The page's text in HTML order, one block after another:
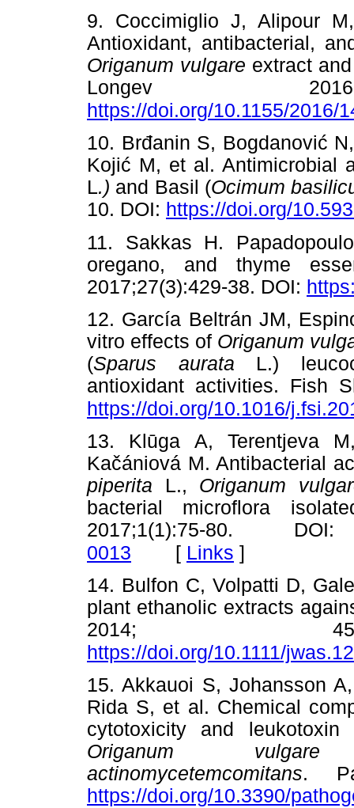
9. Coccimiglio J, Alipour
Antioxidant, antibacterial,
Origanum vulgare extract
Longev
https://doi.org/10.1155/2016/
10. Brđanin S, Bogdanović
Kojić M, et al. Antimicrobial
L.) and Basil (Ocimum
10. DOI: https://doi.org/
11. Sakkas H.
oregano, and thyme
2017;27(3):429-38. DOI:
12. García Beltrán JM,
vitro effects of Origanum
(Sparus aurata L.)
antioxidant activities. Fish
https://doi.org/10.1016/
13. Klūga A, Terentjeva
Kačániová M. Antibacterial
piperita L., Origanum
bacterial microflora
2017;1(1):75-80.
0013 [ Links ]
14. Bulfon C, Volpatti D,
plant ethanolic extracts
2014;
https://doi.org/10.1111/
15. Akkauoi S, Johansson
Rida S, et al. Chemical
cytotoxicity and
Origanum vulgare
actinomycetemcomitans.
https://doi.org/10.3390/